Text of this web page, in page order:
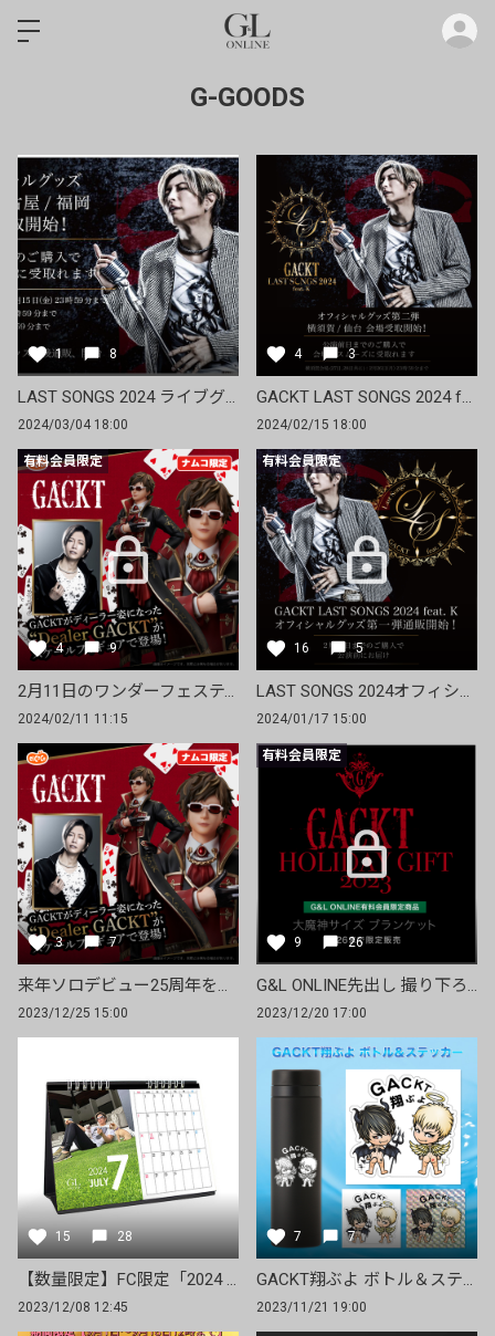
G-GOODS
1 8
LAST SONGS 2024 ライブグッズの大阪・名古屋・福岡公演の会場受取を開始！
2024/03/04 18:00
4 3
GACKT LAST SONGS 2024 feat. K ライブグッズの横須賀・仙台公演の会場受取を開始！
2024/02/15 18:00
有料会員限定
4 9
2月11日のワンダーフェスティバル2024冬の現場から彩色フィギュアをライブ配信！【アーカイブ】
2024/02/11 11:15
有料会員限定
16 5
LAST SONGS 2024オフィシャルグッズ第一弾発売開始！【FC限定】photoTシャツも！
2024/01/17 15:00
3 7
来年ソロデビュー25周年を迎えるGACKTがディーラー姿となったスケールフィギュアが初登場！
2023/12/25 15:00
有料会員限定
9 26
G&L ONLINE先出し 撮り下ろし「等身大ブランケット」
2023/12/20 17:00
15 28
【数量限定】FC限定「2024 GACKT FAMILY CALENDAR」お届け予定
2023/12/08 12:45
7 7
GACKT翔ぶよ ボトル＆ステッカー 発送しました！
2023/11/21 19:00